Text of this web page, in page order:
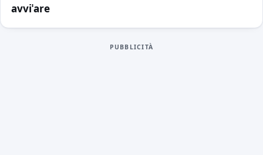
avviˈare
PUBBLICITÀ